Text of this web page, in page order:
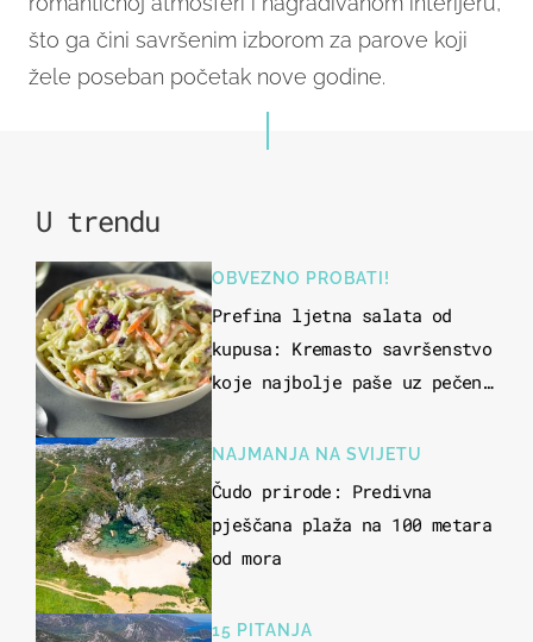
što ga čini savršenim izborom za parove koji
žele poseban početak nove godine.
U trendu
OBVEZNO PROBATI!
Prefina ljetna salata od
kupusa: Kremasto savršenstvo
koje najbolje paše uz pečeno
NAJMANJA NA SVIJETU
Čudo prirode: Predivna
pješčana plaža na 100 metara
od mora
15 PITANJA